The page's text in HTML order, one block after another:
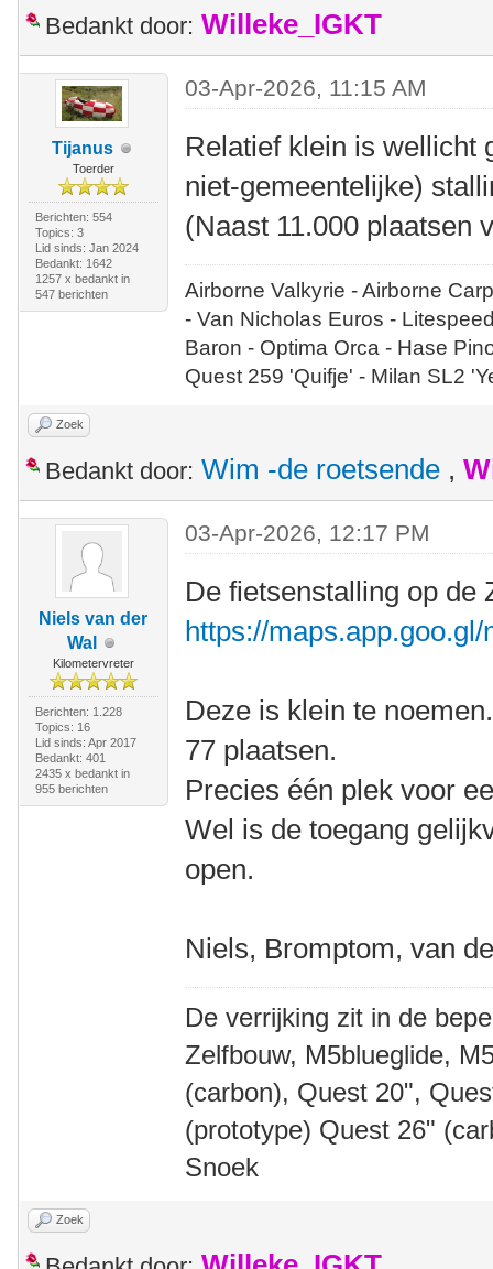
Bedankt door: Willeke_IGKT
Tijanus
Toerder
Berichten: 554
Topics: 3
Lid sinds: Jan 2024
Bedankt: 1642
1257 x bedankt in
547 berichten
03-Apr-2026, 11:15 AM
Relatief klein is wellicht
niet-gemeentelijke)
(Naast 11.000 plaatsen
Airborne Valkyrie - Airborne
- Van Nicholas Euros -
Baron - Optima Orca - Hase
Quest 259 'Quifje' - Milan SL2
Zoek
Bedankt door: Wim -de roetsende ,
Niels van der
Wal
Kilometervreter
Berichten: 1.228
Topics: 16
Lid sinds: Apr 2017
Bedankt: 401
2435 x bedankt in
955 berichten
03-Apr-2026, 12:17 PM
De fietsenstalling op de
https://
Deze is klein te noemen.
77 plaatsen.
Precies één plek voor
Wel is de toegang
open.
Niels, Bromptom, van
De verrijking zit in de
Zelfbouw, M5blueglide,
(carbon), Quest 20",
(prototype) Quest 26"
Snoek
Zoek